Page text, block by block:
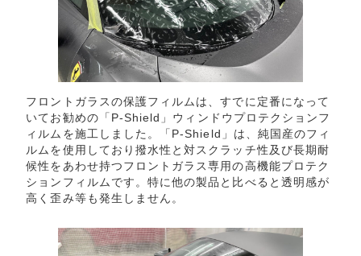
フロントガラスの保護フィルムは、すでに定番になって
いてお勧めの「P-Shield」ウィンドウプロテクションフ
ィルムを施工しました。「P-Shield」は、純国産のフィ
ルムを使用しており撥水性と対スクラッチ性及び長期耐
候性をあわせ持つフロントガラス専用の高機能プロテク
ションフィルムです。特に他の製品と比べると透明感が
高く歪み等も発生しません。